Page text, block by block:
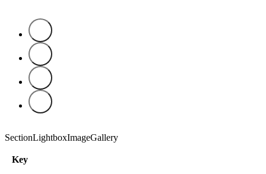
SectionLightboxImageGallery
Key